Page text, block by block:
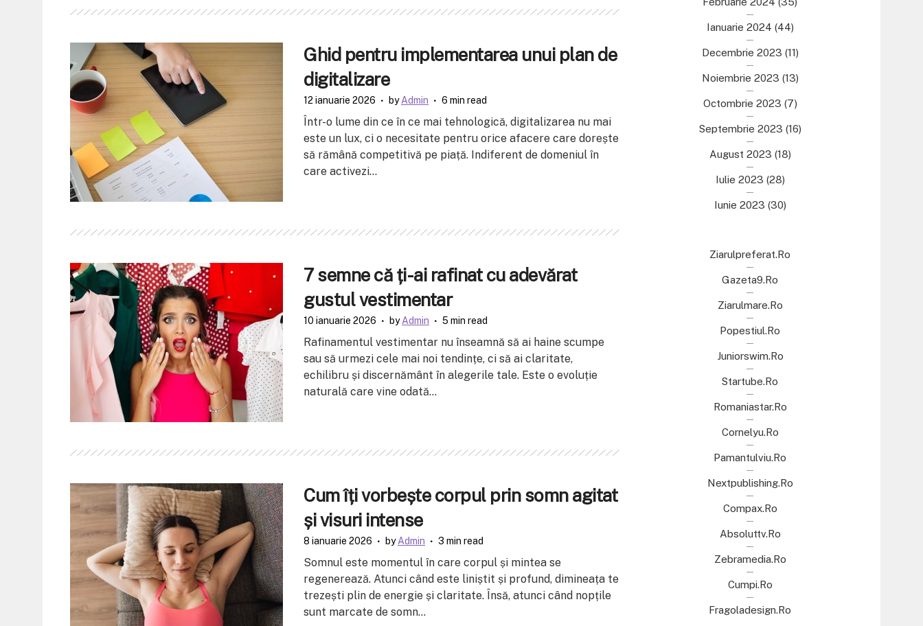
Ghid pentru implementarea unui plan de
digitalizare
12 ianuarie 2026 byAdmin 6 min read
Într-o lume din ce în ce mai tehnologică, digitalizarea nu mai
este un lux, ci o necesitate pentru orice afacere care dorește
să rămână competitivă pe piață. Indiferent de domeniul în
care activezi...
7 semne că ți-ai rafinat cu adevărat
gustul vestimentar
10 ianuarie 2026 byAdmin 5 min read
Rafinamentul vestimentar nu înseamnă să ai haine scumpe
sau să urmezi cele mai noi tendințe, ci să ai claritate,
echilibru și discernământ în alegerile tale. Este o evoluție
naturală care vine odată...
Cum îți vorbește corpul prin somn agitat
și visuri intense
8 ianuarie 2026 byAdmin 3 min read
Somnul este momentul în care corpul și mintea se
regenerează. Atunci când este liniștit și profund, dimineața te
trezești plin de energie și claritate. Însă, atunci când nopțile
sunt marcate de somn...
Ianuarie 2024 (44)
Decembrie 2023 (11)
Noiembrie 2023 (13)
Octombrie 2023 (7)
Septembrie 2023 (16)
August 2023 (18)
Iulie 2023 (28)
Iunie 2023 (30)
Ziarulpreferat.ro
Gazeta9.ro
Ziarulmare.ro
Popestiul.ro
Juniorswim.ro
Startube.ro
Romaniastar.ro
Cornelyu.ro
Pamantulviu.ro
Nextpublishing.ro
Compax.ro
Absoluttv.ro
Zebramedia.ro
Cumpi.ro
Fragoladesign.ro